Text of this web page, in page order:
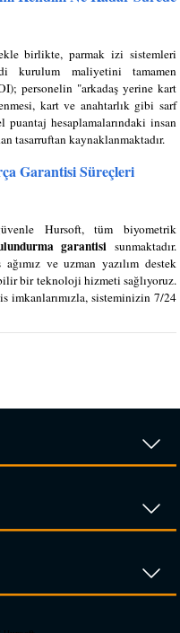
birlikte, parmak izi sistemleri
kurulum maliyetini tamamen
personelin "arkadaş yerine kart
kart ve anahtarlık gibi sarf
puantaj hesaplamalarındaki insan
tasarruftan kaynaklanmaktadır.
Garantisi Süreçleri
Hursoft, tüm biyometrik
garantisi sunmaktadır.
ve uzman yazılım destek
bir teknoloji hizmeti sağlıyoruz.
imkanlarımızla, sisteminizin 7/24